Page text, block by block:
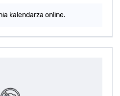
kalendarza online.